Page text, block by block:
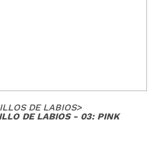
DE LABIOS>
DE LABIOS - 03: PINK